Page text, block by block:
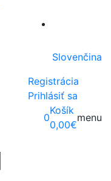
Slovenčina
Registrácia
Prihlásiť sa
0
Košík
0,00€
menu